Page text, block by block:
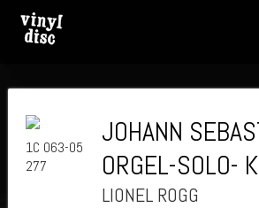
1C 063-05
277
JOHANN
ORGEL-SOLO-
LIONEL ROGG